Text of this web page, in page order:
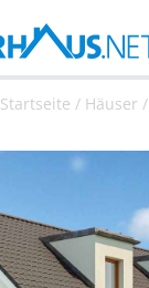
Startseite / Häuser